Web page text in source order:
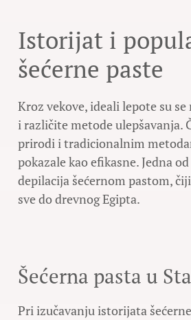
Istorijat i
šećerne paste
Kroz vekove, ideali lepote su
i različite metode ulepšavanja.
prirodi i tradicionalnim
pokazale kao efikasne. Jedna
depilacija šećernom pastom,
sve do drevnog Egipta.
Šećerna pasta u
Pri izučavanju istorijata